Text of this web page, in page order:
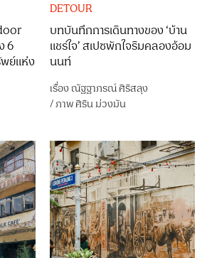
6
ย์แห่ง
DETOUR
บทบันทึกการเดินทางของ ‘บ้าน
แชร์ใจ’ สเปซพักใจริมคลองอ้อม
นนท์
เรื่องณัฐฐาภรณ์ ศิริสลุง
/ภาพศิริน ม่วงมัน